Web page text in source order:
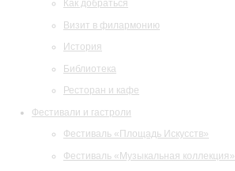
Как добраться
Визит в филармонию
История
Библиотека
Ресторан и кафе
Фестивали и гастроли
Фестиваль «Площадь Искусств»
Фестиваль «Музыкальная коллекция»